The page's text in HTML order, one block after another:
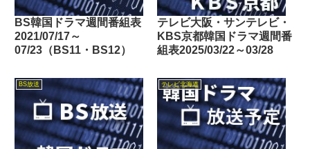
BS韓国ドラマ週間番組表
2021/07/17～
07/23（BS11・BS12）
テレビ大阪・サンテレビ・
KBS京都韓国ドラマ週間番
組表2025/03/22～03/28
BS放送 テレビ北海道